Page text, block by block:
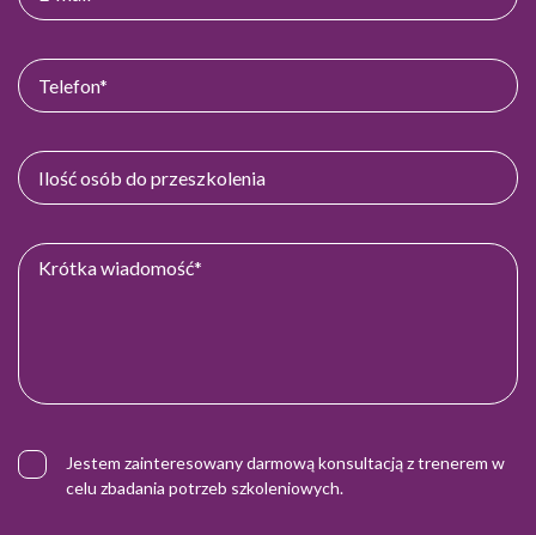
Jestem zainteresowany darmową konsultacją z trenerem w
celu zbadania potrzeb szkoleniowych.